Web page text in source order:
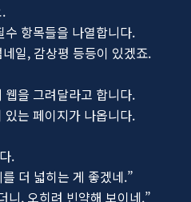
항목들을 나열합니다.
일, 감상평 등등이 있겠죠.
을 그려달라고 합니다.
는 페이지가 나옵니다.
.
더 넓히는 게 좋겠네.”
니, 오히려 빈약해 보이네.”